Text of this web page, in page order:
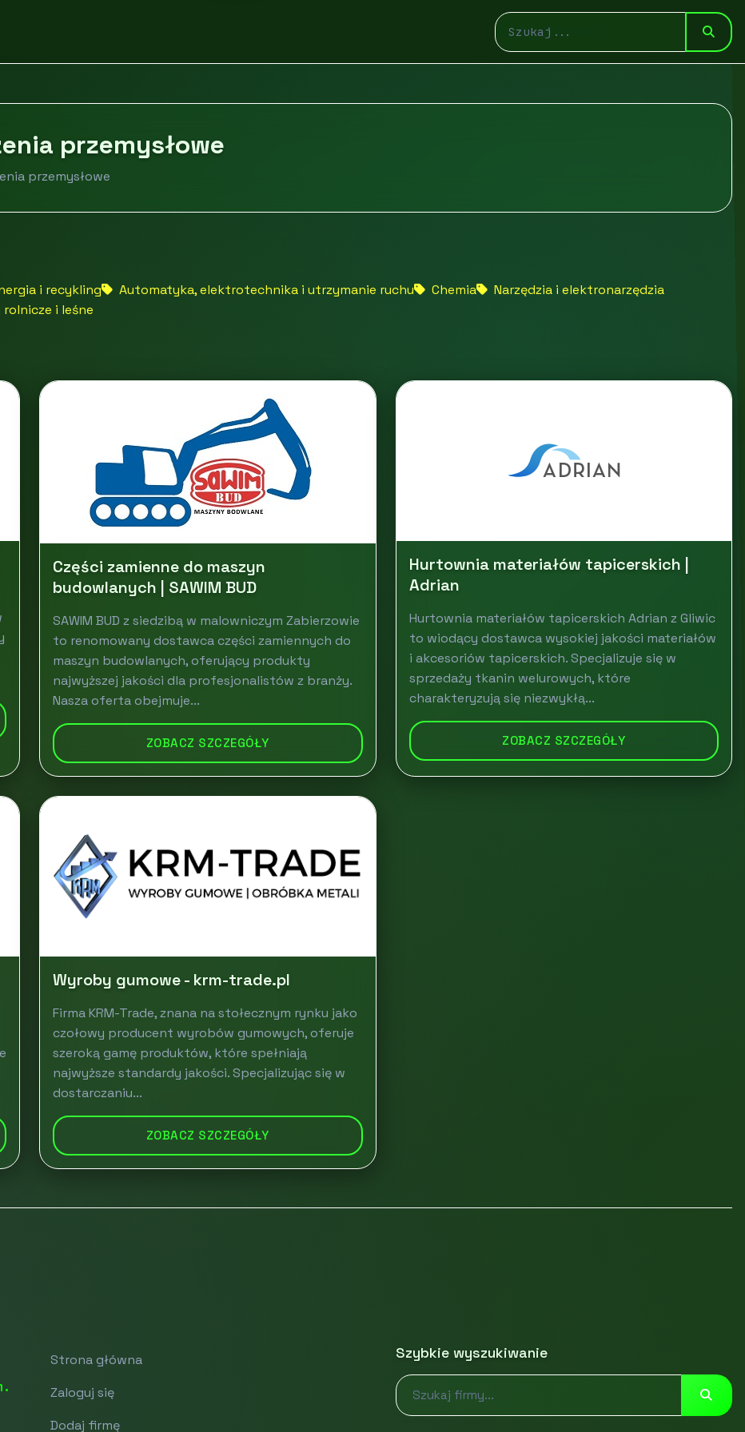
przemysłowe
przemysłowe
i recykling Automatyka, elektrotechnika i utrzymanie ruchu Chemia
Narzędzia i elektronarzędzia
rolnicze i leśne
Części zamienne do maszyn
budowlanych | SAWIM BUD
SAWIM BUD z siedzibą w malowniczym Zabierzowie
to renomowany dostawca części zamiennych do
maszyn budowlanych, oferujący produkty
najwyższej jakości dla profesjonalistów z branży.
Nasza oferta obejmuje...
ZOBACZ SZCZEGÓŁY
Hurtownia materiałów tapicerskich |
Adrian
Hurtownia materiałów tapicerskich Adrian z Gliwic
to wiodący dostawca wysokiej jakości materiałów
i akcesoriów tapicerskich. Specjalizuje się w
sprzedaży tkanin welurowych, które
charakteryzują się niezwykłą...
ZOBACZ SZCZEGÓŁY
Wyroby gumowe - krm-trade.pl
Firma KRM-Trade, znana na stołecznym rynku jako
czołowy producent wyrobów gumowych, oferuje
szeroką gamę produktów, które spełniają
najwyższe standardy jakości. Specjalizując się w
dostarczaniu...
ZOBACZ SZCZEGÓŁY
Strona główna
Zaloguj się
Dodaj firmę
Szybkie wyszukiwanie